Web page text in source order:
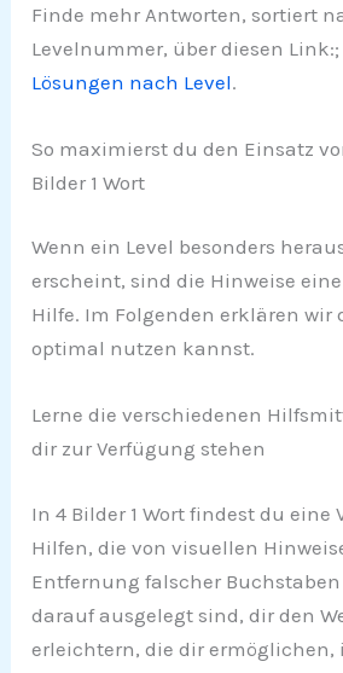
Finde mehr Antworten, sortiert
Levelnummer, über diesen Link:;
Lösungen nach Level.
So maximierst du den Einsatz
Bilder 1 Wort
Wenn ein Level besonders
erscheint, sind die Hinweise
Hilfe. Im Folgenden erklären wir
optimal nutzen kannst.
Lerne die verschiedenen
dir zur Verfügung stehen
In 4 Bilder 1 Wort findest du eine
Hilfen, die von visuellen
Entfernung falscher
darauf ausgelegt sind, dir den
erleichtern, die dir ermöglichen,